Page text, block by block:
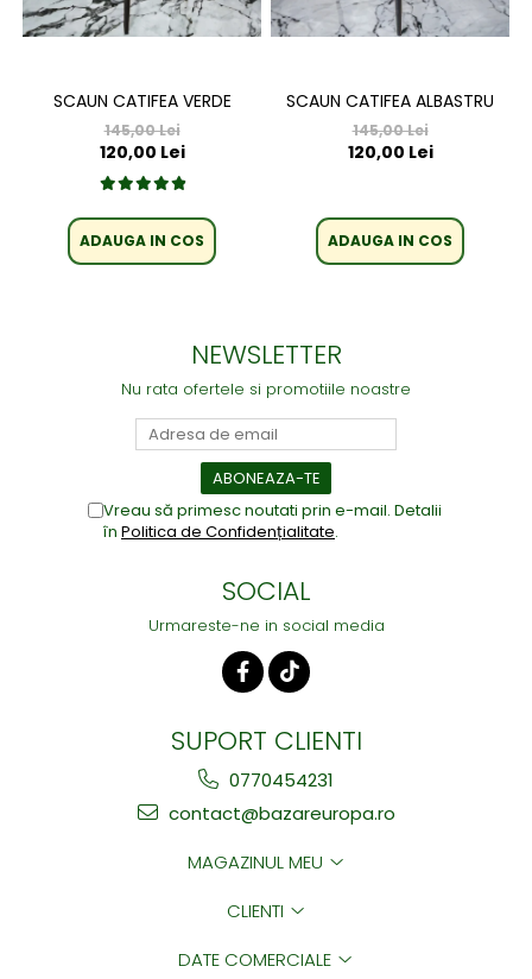
SCAUN CATIFEA VERDE
145,00 Lei
120,00 Lei
ADAUGA IN COS
SCAUN CATIFEA ALBASTRU
145,00 Lei
120,00 Lei
ADAUGA IN COS
NEWSLETTER
Nu rata ofertele si promotiile noastre
Vreau să primesc noutati prin e-mail. Detalii
în Politica de Confidențialitate.
SOCIAL
Urmareste-ne in social media
SUPORT CLIENTI
0770454231
contact@bazareuropa.ro
MAGAZINUL MEU
CLIENTI
DATE COMERCIALE